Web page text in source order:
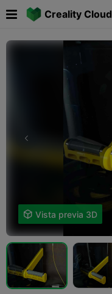
Creality Cloud
 Vista previa 3D